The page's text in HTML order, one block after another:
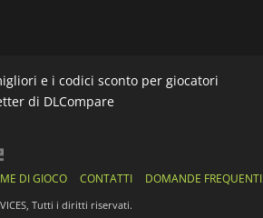
e i codici sconto per giocatori
di DLCompare
DI GIOCO CONTATTI DOMANDE FREQUENTI
Tutti i diritti riservati.